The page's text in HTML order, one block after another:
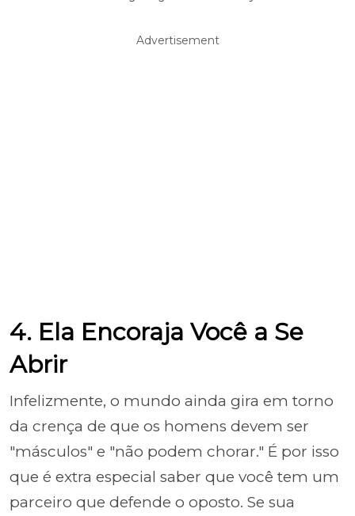
Advertisement
4. Ela Encoraja Você a Se
Abrir
Infelizmente, o mundo ainda gira em torno
da crença de que os homens devem ser
"másculos" e "não podem chorar." É por isso
que é extra especial saber que você tem um
parceiro que defende o oposto. Se sua